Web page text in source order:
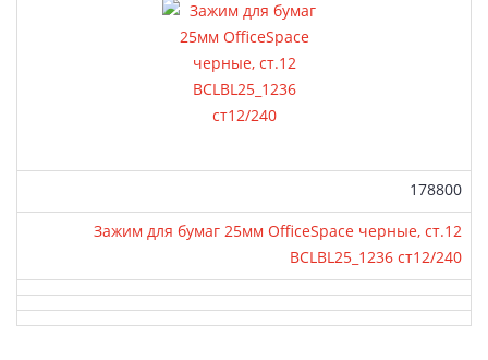
Артикул:
178800
Зажим для бумаг 25мм OfficeSpace черные, ст.12
BCLBL25_1236 ст12/240